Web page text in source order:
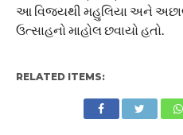
આ વિજયથી મહુલિયા અને
ઉત્સાહનો માહોલ છવાયો હતો.
RELATED ITEMS: